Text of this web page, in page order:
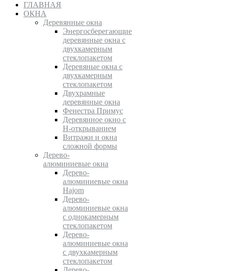
ГЛАВНАЯ
ОКНА
Деревянные окна
Энергосберегающие
деревянные окна с
двухкамерным
стеклопакетом
Деревяные окна с
двухкамерным
стеклопакетом
Двухрамные
деревянные окна
Фенестра Примус
Деревянное окно с
Н-открыванием
Витражи и окна
сложной формы
Дерево-
алюминиевые окна
Дерево-
алюминиевые окна
Hajom
Дерево-
алюминиевые окна
с однокамерным
стеклопакетом
Дерево-
алюминиевые окна
с двухкамерным
стеклопакетом